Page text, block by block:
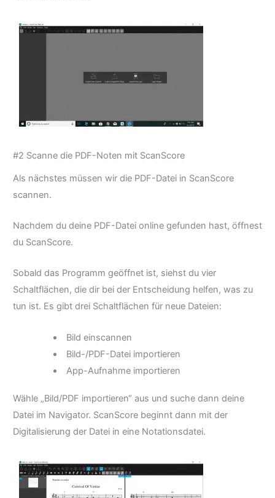
#2 Scanne die PDF-Noten mit ScanScore
Als nächstes müssen wir die PDF-Datei in ScanScore
scannen.
Nachdem du deine PDF-Datei online gefunden hast, öffnest
du ScanScore.
Sobald das Programm geöffnet ist, siehst du vier
Schaltflächen, die dir bei der Entscheidung helfen, was zu
tun ist. Es gibt drei Schaltflächen für neue Dateien:
Bild einscannen
Bild-/PDF-Datei importieren
App-Aufnahme importieren
Wähle „Bild/PDF importieren“ aus und suche dann deine
Datei im Navigator. ScanScore beginnt dann mit der
Digitalisierung der Datei in eine Notationsdatei.